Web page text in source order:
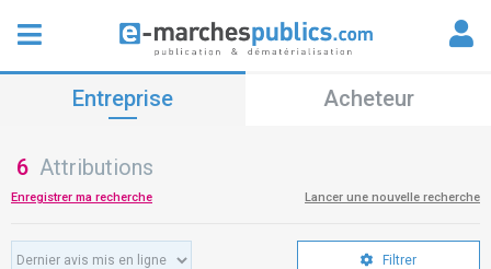
Entreprise Acheteur
6 Attributions
Enregistrer ma recherche Lancer une nouvelle recherche
Filtrer